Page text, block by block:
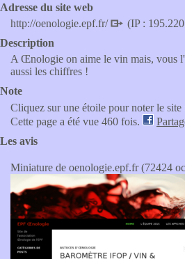
Adresse du site web
http://oenologie.epf.fr/
(IP :
Description
A Œnologie on aime le vin mais, vous
aussi les chiffres !
Note
Cliquez sur une étoile pour noter le site
Cette page a été vue 460 fois.
Les avis
Miniature de oenologie.epf.fr (72424